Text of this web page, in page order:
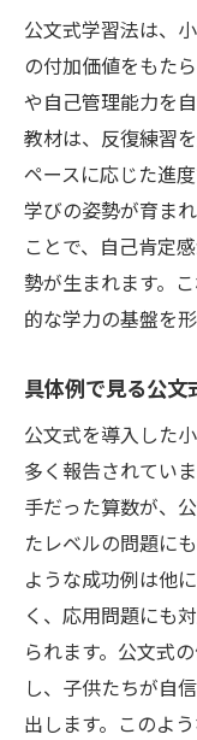
公文式学習法は、
の付加価値をもた
や自己管理能力を
教材は、反復練習
ペースに応じた進
学びの姿勢が育ま
ことで、自己肯定
勢が生まれます。
的な学力の基盤を形
具体例で見る公文
公文式を導入した
多く報告されてい
手だった算数が、
たレベルの問題に
ような成功例は他
く、応用問題にも
られます。公文式
し、子供たちが自
出します。このよ